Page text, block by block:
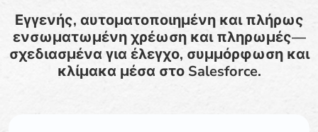
Εγγενής, αυτοματοποιημένη και πλήρως
ενσωματωμένη χρέωση και πληρωμές—
σχεδιασμένα για έλεγχο, συμμόρφωση και
κλίμακα μέσα στο Salesforce.